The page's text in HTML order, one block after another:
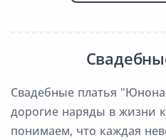
Свадебные платья
дорогие наряды в
понимаем, что каждая